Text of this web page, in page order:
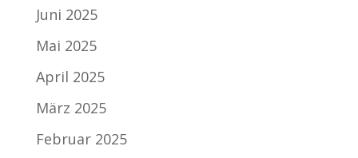
Juni 2025
Mai 2025
April 2025
März 2025
Februar 2025